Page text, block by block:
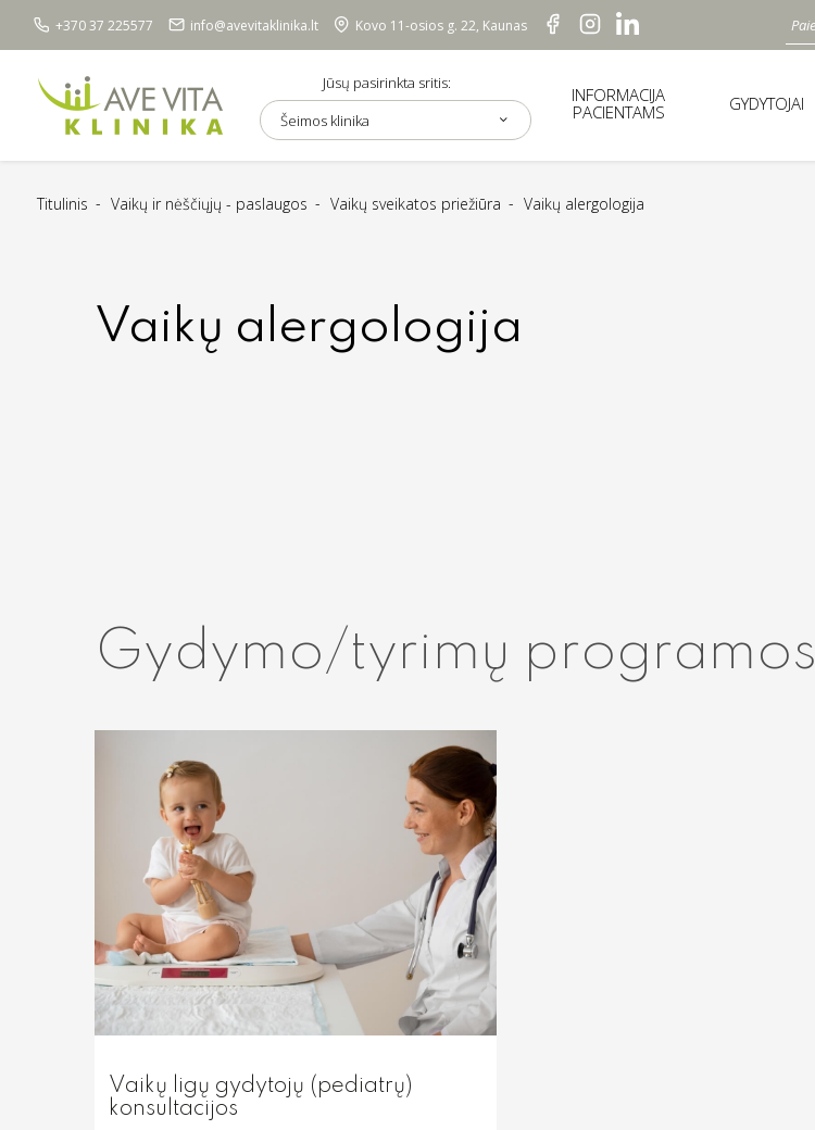
+370 37 225577 info@avevitaklinika.lt Kovo 11-osios g. 22, Kaunas
Jūsų pasirinkta sritis:
Šeimos klinika
INFORMACIJA
PACIENTAMS
GYDYTOJAI
Titulinis Vaikų ir nėščiųjų - paslaugos Vaikų sveikatos priežiūra Vaikų alergologija
Vaikų alergologija
Gydymo/tyrimų programos
Vaikų ligų gydytojų (pediatrų)
konsultacijos